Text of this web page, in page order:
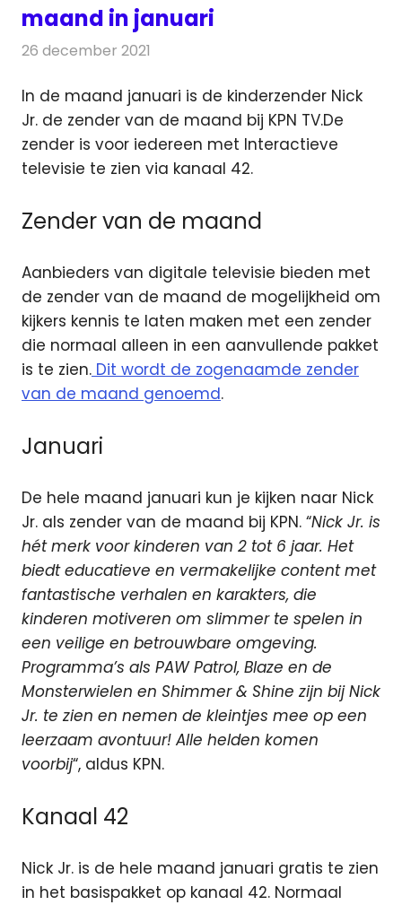
maand in januari
26 december 2021
In de maand januari is de kinderzender Nick
Jr. de zender van de maand bij KPN TV.De
zender is voor iedereen met Interactieve
televisie te zien via kanaal 42.
Zender van de maand
Aanbieders van digitale televisie bieden met
de zender van de maand de mogelijkheid om
kijkers kennis te laten maken met een zender
die normaal alleen in een aanvullende pakket
is te zien. Dit wordt de zogenaamde zender
van de maand genoemd.
Januari
De hele maand januari kun je kijken naar Nick
Jr. als zender van de maand bij KPN. “Nick Jr. is
hét merk voor kinderen van 2 tot 6 jaar. Het
biedt educatieve en vermakelijke content met
fantastische verhalen en karakters, die
kinderen motiveren om slimmer te spelen in
een veilige en betrouwbare omgeving.
Programma’s als PAW Patrol, Blaze en de
Monsterwielen en Shimmer & Shine zijn bij Nick
Jr. te zien en nemen de kleintjes mee op een
leerzaam avontuur! Alle helden komen
voorbij“, aldus KPN.
Kanaal 42
Nick Jr. is de hele maand januari gratis te zien
in het basispakket op kanaal 42. Normaal